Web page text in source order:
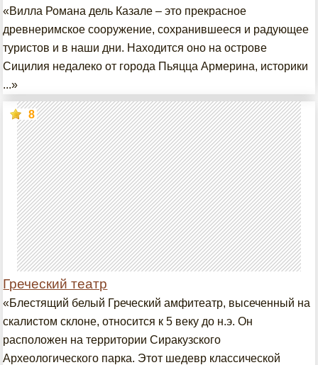
«Вилла Романа дель Казале – это прекрасное
древнеримское сооружение, сохранившееся и радующее
туристов и в наши дни. Находится оно на острове
Сицилия недалеко от города Пьяцца Армерина, историки
...»
Греческий театр
8
«Блестящий белый Греческий амфитеатр, высеченный на
скалистом склоне, относится к 5 веку до н.э. Он
расположен на территории Сиракузского
Археологического парка. Этот шедевр классической